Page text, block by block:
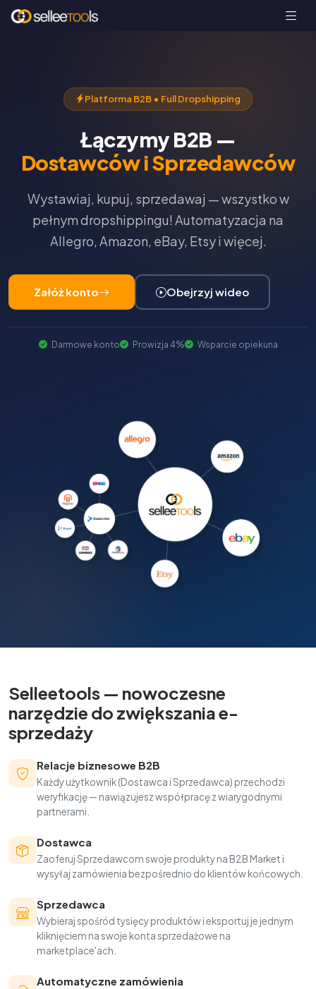
Platforma B2B • Full Dropshipping
Łączymy B2B —
Dostawców i Sprzedawców
Wystawiaj, kupuj, sprzedawaj — wszystko w
pełnym dropshippingu! Automatyzacja na
Allegro, Amazon, eBay, Etsy i więcej.
Załóż konto Obejrzyj wideo
Darmowe konto Prowizja 4% Wsparcie opiekuna
Selleetools — nowoczesne
narzędzie do zwiększania e-
sprzedaży
Relacje biznesowe B2B
Każdy użytkownik (Dostawca i Sprzedawca) przechodzi
weryfikację — nawiązujesz współpracę z wiarygodnymi
partnerami.
Dostawca
Zaoferuj Sprzedawcom swoje produkty na B2B Market i
wysyłaj zamówienia bezpośrednio do klientów końcowych.
Sprzedawca
Wybieraj spośród tysięcy produktów i eksportuj je jednym
kliknięciem na swoje konta sprzedażowe na
marketplace'ach.
Automatyczne zamówienia